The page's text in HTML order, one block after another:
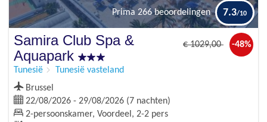
Prima 266 beoordelingen 7.3
Samira Club Spa &
Aquapark
Tunesië Tunesië vasteland
€1029,00 -48%
Brussel
22/08/2026 - 29/08/2026 (7 nachten)
2-persoonskamer, Voordeel, 2-2 pers